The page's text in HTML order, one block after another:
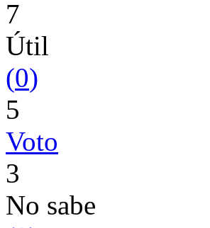
7
Útil
(0)
5
Voto
3
No sabe